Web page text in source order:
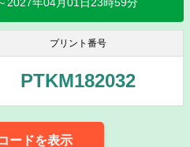
プリント番号
PTKM182032
ードを表示